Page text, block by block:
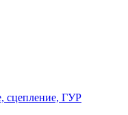
сцепление, ГУР